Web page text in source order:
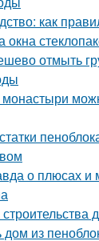
как
окна
отмыть
монастыри
о плюсах и
дом из